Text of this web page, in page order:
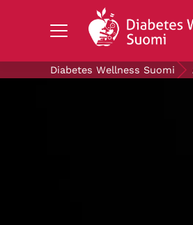
Search Diabetes Wellness
Diabetes Wellness Suomi